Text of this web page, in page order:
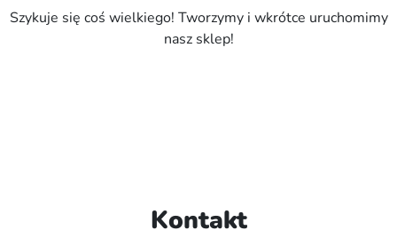
Szykuje się coś wielkiego! Tworzymy i wkrótce uruchomimy
nasz sklep!
Kontakt